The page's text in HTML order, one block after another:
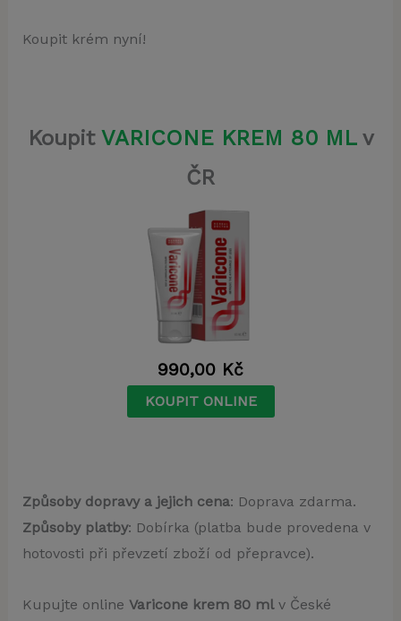
Koupit krém nyní!
Koupit VARICONE KREM 80 MLv
ČR
990,00 Kč
KOUPIT ONLINE
Způsoby dopravy a jejich cena: Doprava zdarma.
Způsoby platby: Dobírka (platba bude provedena v
hotovosti při převzetí zboží od přepravce).
Kupujte online Varicone krem 80 mlv České